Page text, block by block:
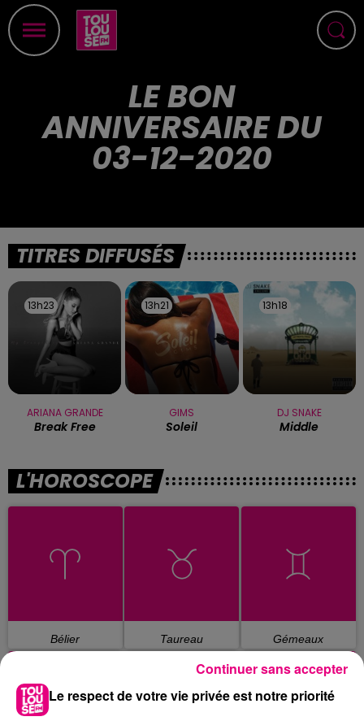
LE BON
ANNIVERSAIRE DU
03-12-2020
TITRES DIFFUSÉS
13h23
13h23
ARIANA GRANDE
Break Free
13h21
13h21
GIMS
Soleil
13h18
13h18
DJ SNAKE
Middle
L'HOROSCOPE
Bélier Taureau Gémeaux
Le respect de votre vie privée est notre priorité
Continuer sans accepter